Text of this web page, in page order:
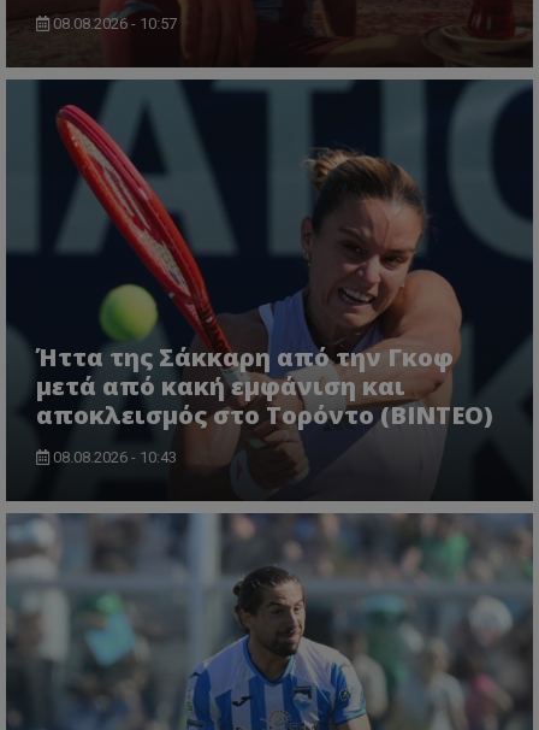
08.08.2026 - 10:57
Ήττα της Σάκκαρη από την Γκοφ
μετά από κακή εμφάνιση και
αποκλεισμός στο Τορόντο (ΒΙΝΤΕΟ)
08.08.2026 - 10:43